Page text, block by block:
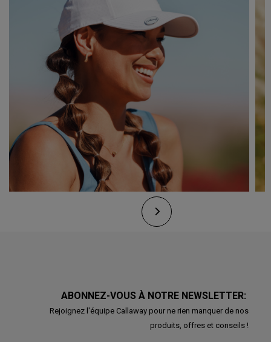
ABONNEZ-VOUS À NOTRE NEWSLETTER:
Rejoignez l'équipe Callaway pour ne rien manquer de nos
produits, offres et conseils !